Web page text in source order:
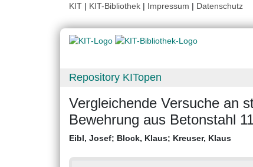
KIT | KIT-Bibliothek | Impressum | Datenschutz
Repository KITopen
Vergleichende Versuche an
Bewehrung aus Betonstahl
Eibl, Josef; Block, Klaus; Kreuser, Klaus